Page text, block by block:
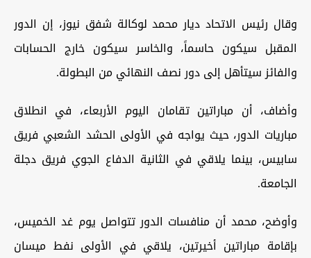
وقال رئيس الاتحاد ديار محمد لوكالة شفق نيوز، إن الدور
المقبل سيكون حاسماً، والخاسر سيكون خارج الحسابات
والفائز سيتأهل إلى دور نصف النهائي من البطولة.
وأضاف، أن مباراتين تقامان اليوم الأربعاء، في انطلاق
مباريات الدور، حيث يواجه في الأولى الحشد الشعبي فريق
سابيس، بينما يلاقي في الثانية الدفاع الجوي فريق دجلة
الجامعة.
وأوضح، محمد أن منافسات الدور تتواصل يوم غد الخميس،
بإقامة مباراتين أخيرتين، يلاقي في الأولى نفط ميسان